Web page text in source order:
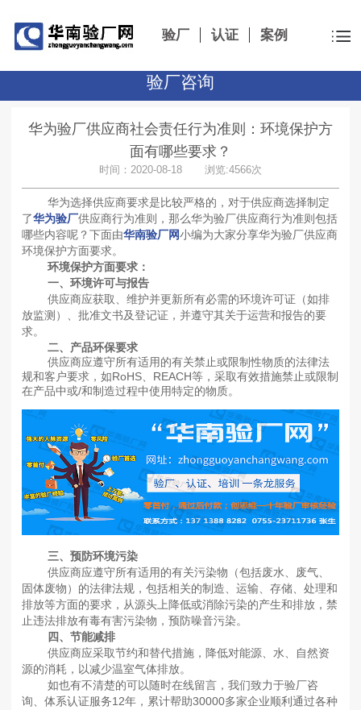
验厂 认证 案例
验厂咨询
华为验厂供应商社会责任行为准则：环境保护方
面有哪些要求？
时间：2020-08-18 浏览:4566次
华为选择供应商要求是比较严格的，对于供应商选择制定
了华为验厂供应商行为准则，那么华为验厂供应商行为准则包括
哪些内容呢？下面由华南验厂网小编为大家分享华为验厂供应商
环境保护方面要求。
环境保护方面要求：
一、环境许可与报告
供应商应获取、维护并更新所有必需的环境许可证（如排
放监测）、批准文书及登记证，并遵守其关于运营和报告的要
求。
二、产品环保要求
供应商应遵守所有适用的有关禁止或限制性物质的法律法
规和客户要求，如RoHS、REACH等，采取有效措施禁止或限制
在产品中或/和制造过程中使用特定的物质。
三、预防环境污染
供应商应遵守所有适用的有关污染物（包括废水、废气、
固体废物）的法律法规，包括相关的制造、运输、存储、处理和
排放等方面的要求，从源头上降低或消除污染的产生和排放，禁
止违法排放有毒有害污染物，预防噪音污染。
四、节能减排
供应商应采取节约和替代措施，降低对能源、水、自然资
源的消耗，以减少温室气体排放。
如也有不清楚的可以随时在线留言，我们致力于验厂咨
询、体系认证服务12年，累计帮助30000多家企业顺利通过各种